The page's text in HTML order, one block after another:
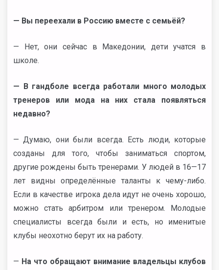
— Вы переехали в Россию вместе с семьёй?
— Нет, они сейчас в Македонии, дети учатся в
школе.
— В гандболе всегда работали много молодых
тренеров или мода на них стала появляться
недавно?
— Думаю, они были всегда. Есть люди, которые
созданы для того, чтобы заниматься спортом,
другие рождены быть тренерами. У людей в 16—17
лет видны определённые таланты к чему-либо.
Если в качестве игрока дела идут не очень хорошо,
можно стать арбитром или тренером. Молодые
специалисты всегда были и есть, но именитые
клубы неохотно берут их на работу.
— На что обращают внимание владельцы клубов